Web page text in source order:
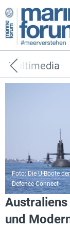
Multimedia
Foto: Die U-Boote
Defence Connect
und